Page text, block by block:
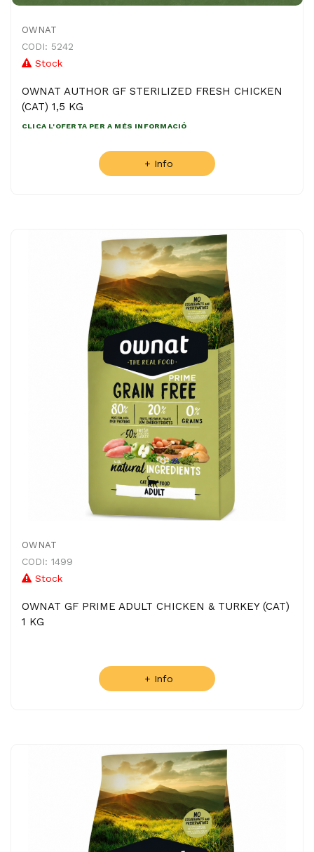
OWNAT
CODI: 5242
Stock
OWNAT AUTHOR GF STERILIZED FRESH CHICKEN
(CAT) 1,5 KG
CLICA L'OFERTA PER A MÉS INFORMACIÓ
+ Info
OWNAT
CODI: 1499
Stock
OWNAT GF PRIME ADULT CHICKEN & TURKEY (CAT)
1 KG
+ Info